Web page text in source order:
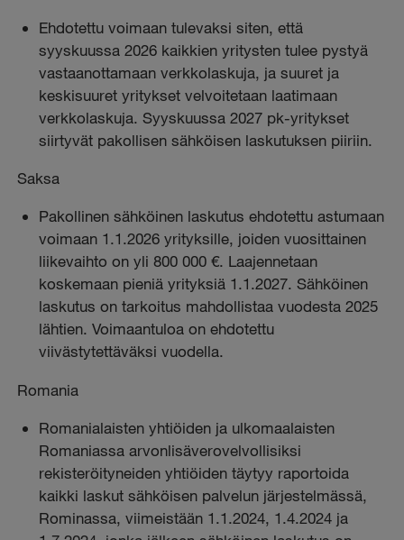
Ehdotettu voimaan tulevaksi siten, että
syyskuussa 2026 kaikkien yritysten tulee pystyä
vastaanottamaan verkkolaskuja, ja suuret ja
keskisuuret yritykset velvoitetaan laatimaan
verkkolaskuja. Syyskuussa 2027 pk-yritykset
siirtyvät pakollisen sähköisen laskutuksen piiriin.
Saksa
Pakollinen sähköinen laskutus ehdotettu astumaan
voimaan 1.1.2026 yrityksille, joiden vuosittainen
liikevaihto on yli 800 000 €. Laajennetaan
koskemaan pieniä yrityksiä 1.1.2027. Sähköinen
laskutus on tarkoitus mahdollistaa vuodesta 2025
lähtien. Voimaantuloa on ehdotettu
viivästytettäväksi vuodella.
Romania
Romanialaisten yhtiöiden ja ulkomaalaisten
Romaniassa arvonlisäverovelvollisiksi
rekisteröityneiden yhtiöiden täytyy raportoida
kaikki laskut sähköisen palvelun järjestelmässä,
Rominassa, viimeistään 1.1.2024, 1.4.2024 ja